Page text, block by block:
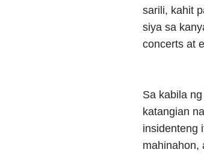
sarili, kahit
siya sa
concerts at
Sa kabila
katangian
insidenteng
mahinahon,